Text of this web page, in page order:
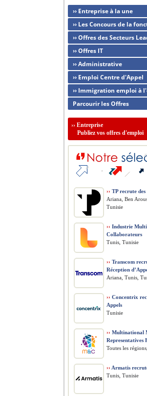
›› Entreprise à la une
›› Les Concours de la
›› Offres des Secteurs
›› Offres IT
›› Administrative
›› Emploi Centre d'Appel
›› Immigration emploi à
Parcourir les Offres
›› Entreprise
Publiez vos offres d'emploi
›› TP recrute
Ariana, Ben
Tunisie
›› Industrie
Collaborateurs
Tunis, Tunisie
›› Transcom
Réception
Ariana, Tunis,
›› Concentrix
Appels
Tunisie
›› Multinational
Representatives
Toutes les
›› Armatis
Tunis, Tunisie